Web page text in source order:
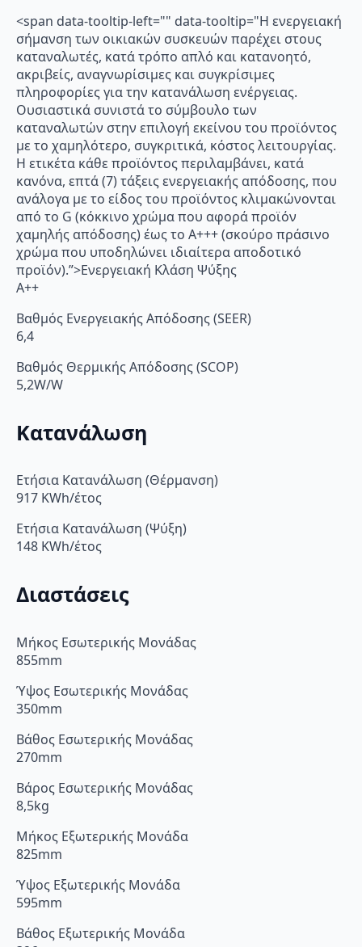
<span data-tooltip-left="" data-tooltip="Η ενεργειακή
σήμανση των οικιακών συσκευών παρέχει στους
καταναλωτές, κατά τρόπο απλό και κατανοητό,
ακριβείς, αναγνωρίσιμες και συγκρίσιμες
πληροφορίες για την κατανάλωση ενέργειας.
Ουσιαστικά συνιστά το σύμβουλο των
καταναλωτών στην επιλογή εκείνου του προϊόντος
με το χαμηλότερο, συγκριτικά, κόστος λειτουργίας.
Η ετικέτα κάθε προϊόντος περιλαμβάνει, κατά
κανόνα, επτά (7) τάξεις ενεργειακής απόδοσης, που
ανάλογα με το είδος του προϊόντος κλιμακώνονται
από το G (κόκκινο χρώμα που αφορά προϊόν
χαμηλής απόδοσης) έως το Α+++ (σκούρο πράσινο
χρώμα που υποδηλώνει ιδιαίτερα αποδοτικό
προϊόν).”>Ενεργειακή Κλάση Ψύξης
A++
Βαθμός Ενεργειακής Απόδοσης (SEER)
6,4
Βαθμός Θερμικής Απόδοσης (SCOP)
5,2W/W
Κατανάλωση
Ετήσια Κατανάλωση (Θέρμανση)
917 KWh/έτος
Ετήσια Κατανάλωση (Ψύξη)
148 KWh/έτος
Διαστάσεις
Μήκος Εσωτερικής Μονάδας
855mm
Ύψος Εσωτερικής Μονάδας
350mm
Βάθος Εσωτερικής Μονάδας
270mm
Βάρος Εσωτερικής Μονάδας
8,5kg
Μήκος Εξωτερικής Μονάδα
825mm
Ύψος Εξωτερικής Μονάδα
595mm
Βάθος Εξωτερικής Μονάδα